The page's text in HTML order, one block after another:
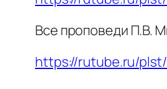
Все проповеди П.В.
https://rutube.ru/